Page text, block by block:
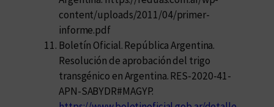
content/uploads/2011/04/primer-
informe.pdf
Boletín Oficial. República Argentina.
Resolución de aprobación del trigo
transgénico en Argentina. RES-2020-41-
APN-SABYDR#MAGYP.